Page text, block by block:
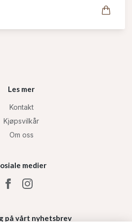
Les mer
Kontakt
Kjøpsvilkår
Om oss
medier
på vårt nyhetsbrev